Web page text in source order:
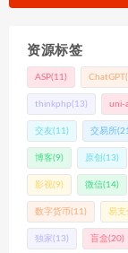
资源标签
ASP(11) ChatGPT
thinkphp(13) uni-
交友(11) 交易所
博客(9) 原创 (13)
影视(9) 微信(14)
数字货币(11) 易支
独家(13) 盲盒(20)